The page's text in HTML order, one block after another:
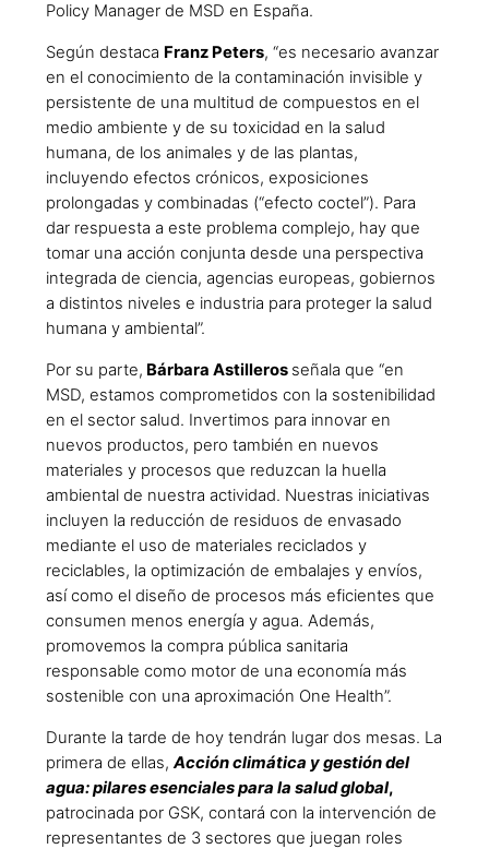
Policy Manager de MSD en España.
Según destaca Franz Peters, “es necesario avanzar
en el conocimiento de la contaminación invisible y
persistente de una multitud de compuestos en el
medio ambiente y de su toxicidad en la salud
humana, de los animales y de las plantas,
incluyendo efectos crónicos, exposiciones
prolongadas y combinadas (“efecto coctel”). Para
dar respuesta a este problema complejo, hay que
tomar una acción conjunta desde una perspectiva
integrada de ciencia, agencias europeas, gobiernos
a distintos niveles e industria para proteger la salud
humana y ambiental”.
Por su parte, Bárbara Astilleros señala que “en
MSD, estamos comprometidos con la sostenibilidad
en el sector salud. Invertimos para innovar en
nuevos productos, pero también en nuevos
materiales y procesos que reduzcan la huella
ambiental de nuestra actividad. Nuestras iniciativas
incluyen la reducción de residuos de envasado
mediante el uso de materiales reciclados y
reciclables, la optimización de embalajes y envíos,
así como el diseño de procesos más eficientes que
consumen menos energía y agua. Además,
promovemos la compra pública sanitaria
responsable como motor de una economía más
sostenible con una aproximación One Health”.
Durante la tarde de hoy tendrán lugar dos mesas. La
primera de ellas, Acción climática y gestión del
agua: pilares esenciales para la salud global,
patrocinada por GSK, contará con la intervención de
representantes de 3 sectores que juegan roles